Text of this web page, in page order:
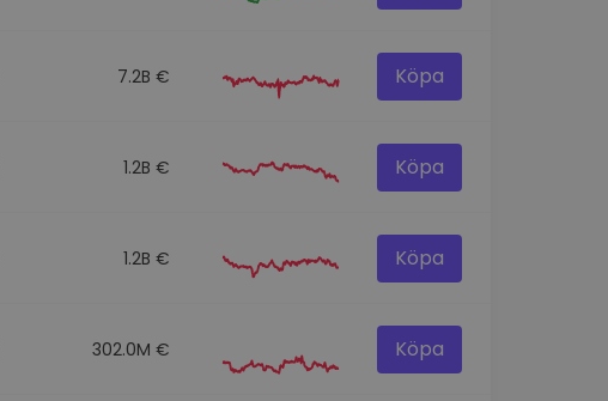
7.2B € Köpa
1.2B € Köpa
1.2B € Köpa
302.0M € Köpa